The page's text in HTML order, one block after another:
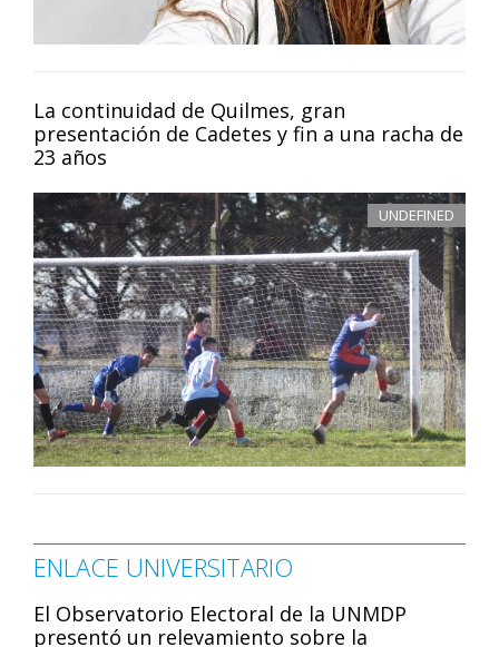
La continuidad de Quilmes, gran
presentación de Cadetes y fin a una racha de
23 años
UNDEFINED
ENLACE UNIVERSITARIO
El Observatorio Electoral de la UNMDP
presentó un relevamiento sobre la